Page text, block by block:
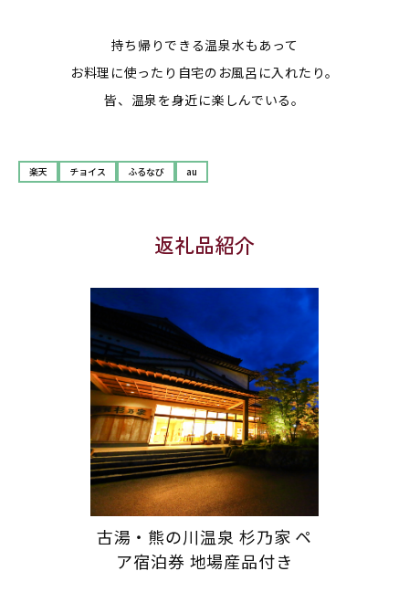
持ち帰りできる温泉水もあって
お料理に使ったり自宅のお風呂に入れたり。
皆、温泉を身近に楽しんでいる。
楽天 チョイス ふるなび au
返礼品紹介
古湯・熊の川温泉 杉乃家 ペ
ア宿泊券 地場産品付き